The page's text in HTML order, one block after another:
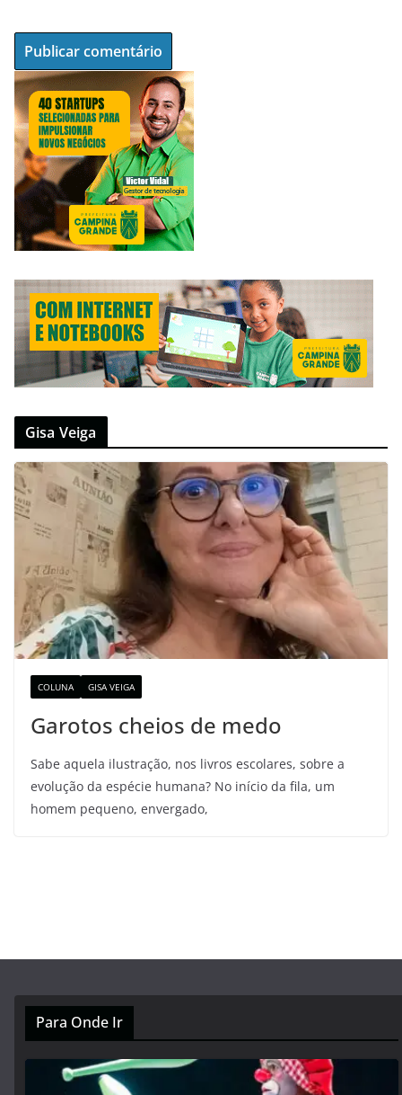
Gisa Veiga
COLUNA GISA VEIGA
Garotos cheios de medo
Sabe aquela ilustração, nos livros escolares, sobre a
evolução da espécie humana? No início da fila, um
homem pequeno, envergado,
Para Onde Ir